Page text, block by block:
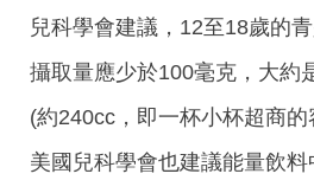
兒科學會建議，12至18歲的
攝取量應少於100毫克，大約
(約240cc，即一杯小杯超商的
美國兒科學會也建議能量飲